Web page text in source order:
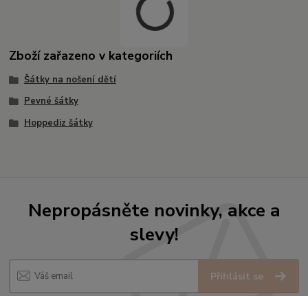
Zboží zařazeno v kategoriích
Šátky na nošení dětí
Pevné šátky
Hoppediz šátky
Nepropásněte novinky, akce a
slevy!
Přihlásit se